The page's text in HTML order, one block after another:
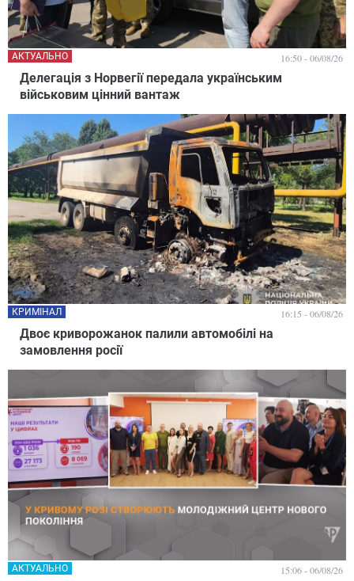
Делегація з Норвегії передала українським
військовим цінний вантаж
АКТУАЛЬНО 16:50 - 06/08/26
Двоє криворожанок палили автомобілі на
замовлення росії
КРИМІНАЛ 16:15 - 06/08/26
АКТУАЛЬНО 15:06 - 06/08/26